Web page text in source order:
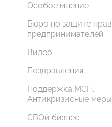
Особое мнение
Бюро по защите прав
предпринимателей
Видео
Поздравления
Поддержка МСП.
Антикризисные меры
СВОй бизнес